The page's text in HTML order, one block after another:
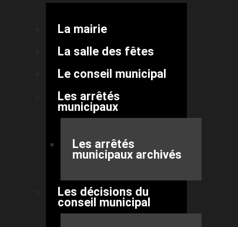
La mairie
La salle des fêtes
Le conseil municipal
Les arrêtés
municipaux
Les arrêtés
municipaux archivés
Les décisions du
conseil municipal